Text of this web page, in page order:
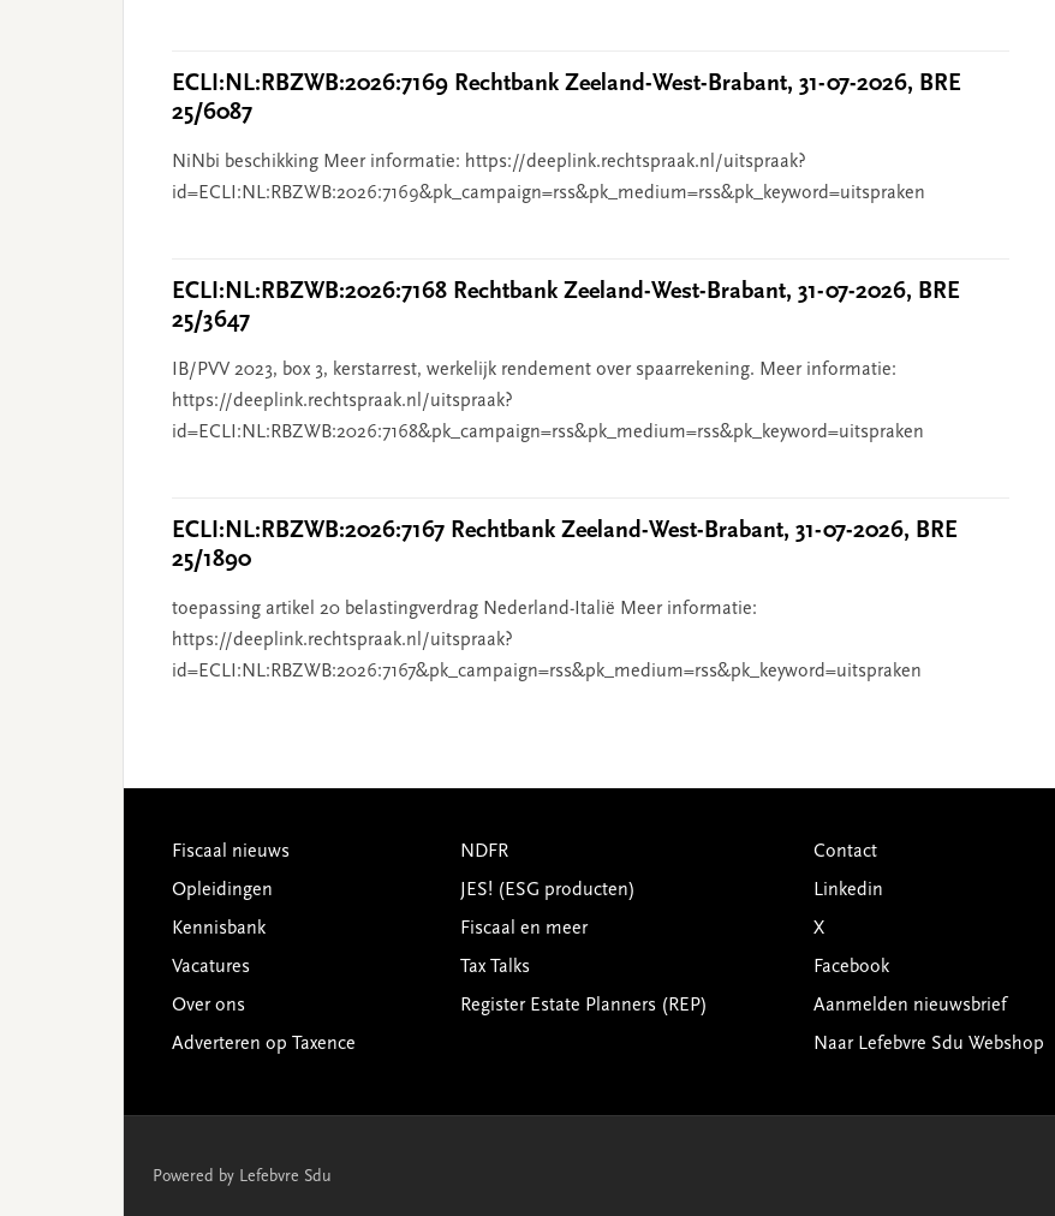
ECLI:NL:RBZWB:2026:7169 Rechtbank Zeeland-West-Brabant, 31-07-2026, BRE
25/6087
NiNbi beschikking Meer informatie: https://deeplink.rechtspraak.nl/uitspraak?
id=ECLI:NL:RBZWB:2026:7169&pk_campaign=rss&pk_medium=rss&pk_keyword=uitspraken
ECLI:NL:RBZWB:2026:7168 Rechtbank Zeeland-West-Brabant, 31-07-2026, BRE
25/3647
IB/PVV 2023, box 3, kerstarrest, werkelijk rendement over spaarrekening. Meer informatie:
https://deeplink.rechtspraak.nl/uitspraak?
id=ECLI:NL:RBZWB:2026:7168&pk_campaign=rss&pk_medium=rss&pk_keyword=uitspraken
ECLI:NL:RBZWB:2026:7167 Rechtbank Zeeland-West-Brabant, 31-07-2026, BRE
25/1890
toepassing artikel 20 belastingverdrag Nederland-Italië Meer informatie:
https://deeplink.rechtspraak.nl/uitspraak?
id=ECLI:NL:RBZWB:2026:7167&pk_campaign=rss&pk_medium=rss&pk_keyword=uitspraken
Footer
Fiscaal nieuws
Opleidingen
Kennisbank
Vacatures
Over ons
Adverteren op Taxence
NDFR
JES! (ESG producten)
Fiscaal en meer
Tax Talks
Register Estate Planners (REP)
Contact
Linkedin
X
Facebook
Aanmelden nieuwsbrief
Naar Lefebvre Sdu Webshop
Powered by Lefebvre Sdu